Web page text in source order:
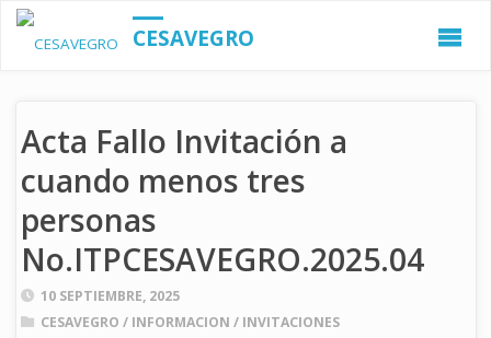
CESAVEGRO
Acta Fallo Invitación a
cuando menos tres
personas
No.ITPCESAVEGRO.2025.04
10 SEPTIEMBRE, 2025
CESAVEGRO / INFORMACION / INVITACIONES